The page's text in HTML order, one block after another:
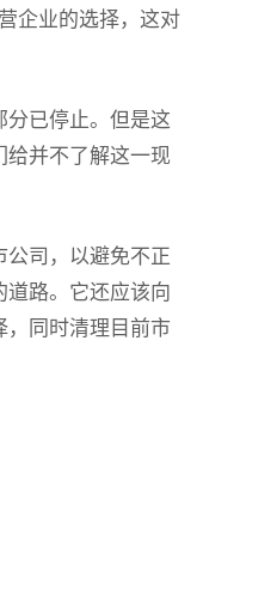
企业的选择，这对
已停止。但是这
给并不了解这一现
司，以避免不正
道路。它还应该向
，同时清理目前市